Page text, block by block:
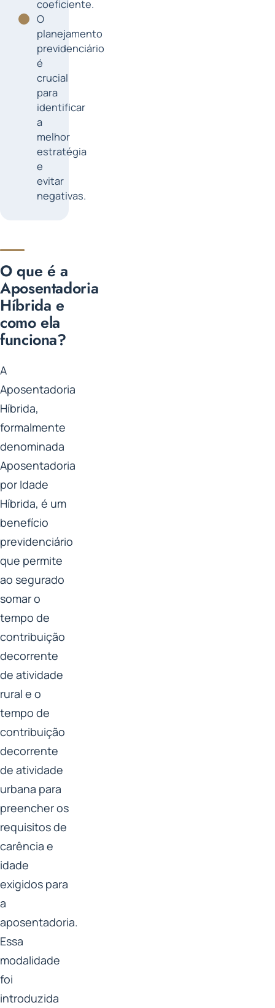
coeficiente.
O
planejamento
previdenciário
é
crucial
para
identificar
a
melhor
estratégia
e
evitar
negativas.
O que é a
Aposentadoria
Híbrida e
como ela
funciona?
A
Aposentadoria
Híbrida,
formalmente
denominada
Aposentadoria
por Idade
Híbrida, é um
benefício
previdenciário
que permite
ao segurado
somar o
tempo de
contribuição
decorrente
de atividade
rural e o
tempo de
contribuição
decorrente
de atividade
urbana para
preencher os
requisitos de
carência e
idade
exigidos para
a
aposentadoria.
Essa
modalidade
foi
introduzida